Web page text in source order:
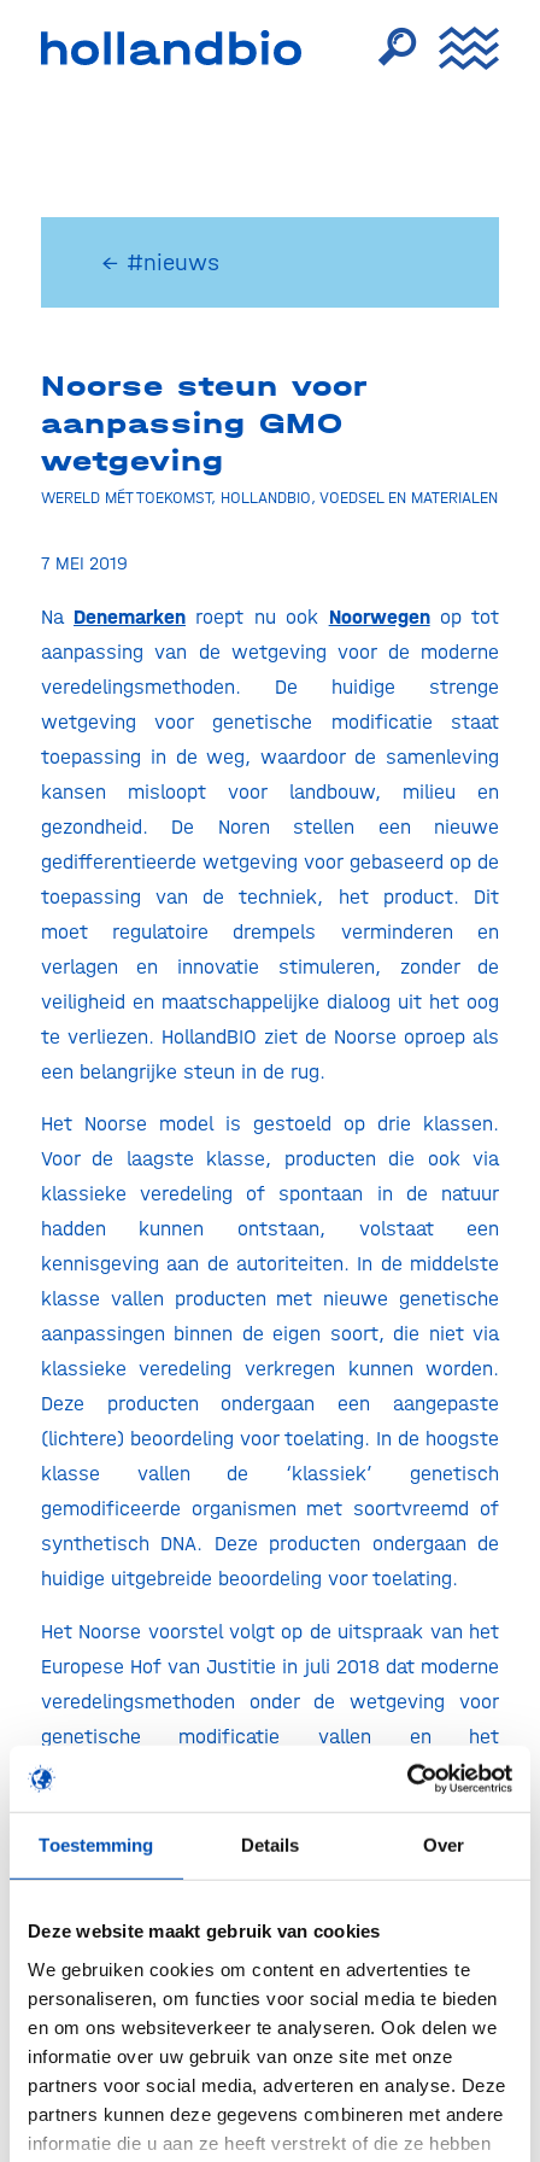
Toestemming Details Over
Deze website maakt gebruik van cookies
We gebruiken cookies om content en advertenties te
personaliseren, om functies voor social media te bieden
en om ons websiteverkeer te analyseren. Ook delen we
informatie over uw gebruik van onze site met onze
partners voor social media, adverteren en analyse. Deze
partners kunnen deze gegevens combineren met andere
informatie die u aan ze heeft verstrekt of die ze hebben
← #nieuws
Noorse steun voor
aanpassing GMO
wetgeving
WERELD MÉT TOEKOMST, HOLLANDBIO, VOEDSEL EN MATERIALEN
7 MEI 2019
Na Denemarken roept nu ook Noorwegenop tot
aanpassing van de wetgeving voor de moderne
veredelingsmethoden. De huidige strenge
wetgeving voor genetische modificatie staat
toepassing in de weg, waardoor de samenleving
kansen misloopt voor landbouw, milieu en
gezondheid. De Noren stellen een nieuwe
gedifferentieerde wetgeving voor gebaseerd op de
toepassing van de techniek, het product. Dit
moet regulatoire drempels verminderen en
verlagen en innovatie stimuleren, zonder de
veiligheid en maatschappelijke dialoog uit het oog
te verliezen. HollandBIO ziet de Noorse oproep als
een belangrijke steun in de rug.
Het Noorse model is gestoeld op drie klassen.
Voor de laagste klasse, producten die ook via
klassieke veredeling of spontaan in de natuur
hadden kunnen ontstaan, volstaat een
kennisgeving aan de autoriteiten. In de middelste
klasse vallen producten met nieuwe genetische
aanpassingen binnen de eigen soort, die niet via
klassieke veredeling verkregen kunnen worden.
Deze producten ondergaan een aangepaste
(lichtere) beoordeling voor toelating. In de hoogste
klasse vallen de ‘klassiek’ genetisch
gemodificeerde organismen met soortvreemd of
synthetisch DNA. Deze producten ondergaan de
huidige uitgebreide beoordeling voor toelating.
Het Noorse voorstel volgt op de uitspraak van het
Europese Hof van Justitie in juli 2018 dat moderne
veredelingsmethoden onder de wetgeving voor
genetische modificatie vallen en het
gepolariseerde Europese debat. Noorwegen is van
innovatie stimuleert en recht doet aan de
veiligheidsbeoordeling en het publieke debat.
HollandBIO ziet de Deense en Noorse oproepen als
een steun in de rug voor Nederland om in Europa
de GM-wetgeving aan te passen om toepassing
van de moderne veredelingsmethoden mogelijk te
maken. Op 14 mei brengt Minister Schouten het
onderwerp in bij de vergadering van de Europese
Landbouw en Visserijraad, met als doel dit op de